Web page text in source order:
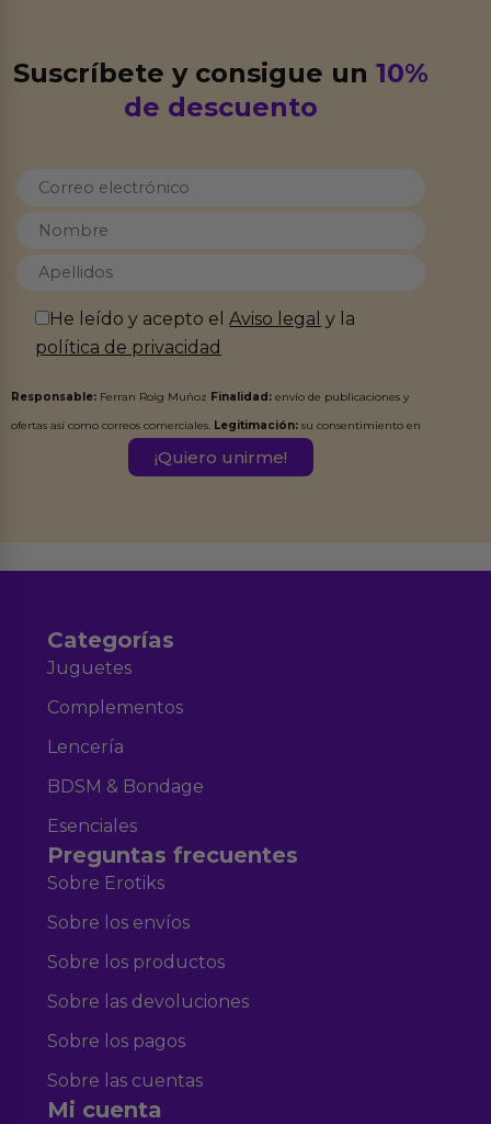
Suscríbete y consigue un10%
de descuento
He leído y acepto elAviso legal y la
política de privacidad
Responsable: Ferran Roig Muñoz Finalidad: envío de publicaciones y
ofertas así como correos comerciales. Legitimación: su consentimiento en
Destinatarios:Ferran Roig Muñoz. Podrás ejercer tus
Categorías
Juguetes
Complementos
Lencería
BDSM & Bondage
Esenciales
Preguntas frecuentes
Sobre Erotiks
Sobre los envíos
Sobre los productos
Sobre las devoluciones
Sobre los pagos
Sobre las cuentas
Mi cuenta